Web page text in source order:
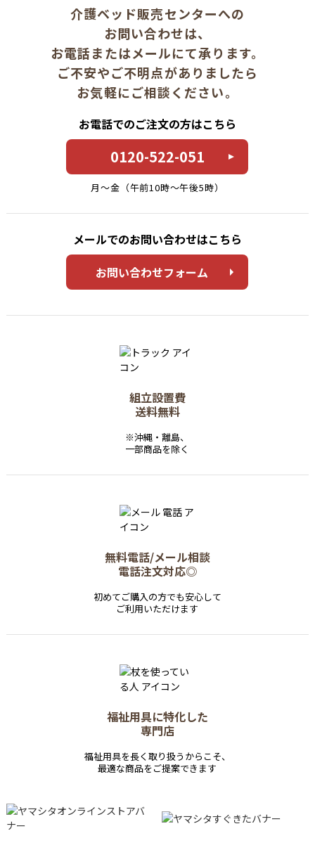
介護ベッド販売センターへの
お問い合わせは、
お電話またはメールにて承ります。
ご不安やご不明点がありましたら
お気軽にご相談ください。
お電話でのご注文の方はこちら
0120-522-051
月〜金（午前10時〜午後5時）
メールでのお問い合わせはこちら
お問い合わせフォーム
組立設置費
送料無料
※沖縄・離島、
一部商品を除く
無料電話/メール相談
電話注文対応◎
初めてご購入の方でも安心して
ご利用いただけます
福祉用具に特化した
専門店
福祉用具を長く取り扱うからこそ、
最適な商品をご提案できます